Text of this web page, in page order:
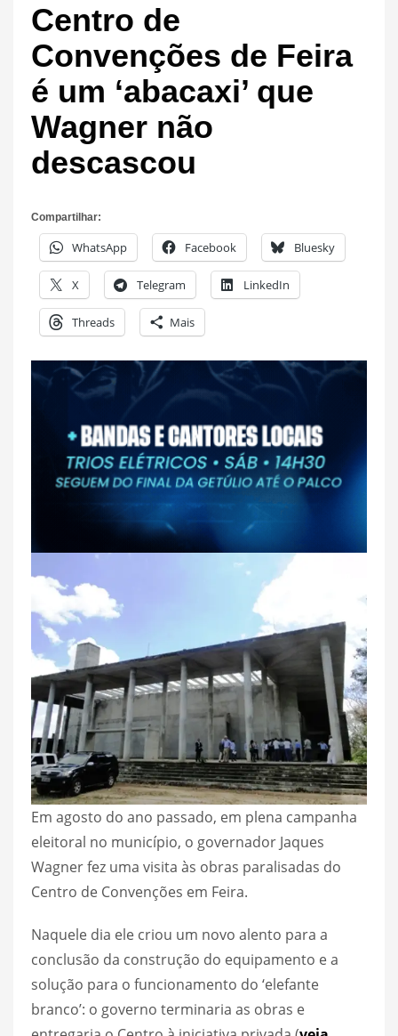
Centro de
Convenções de Feira
é um ‘abacaxi’ que
Wagner não
descascou
Compartilhar:
WhatsApp Facebook Bluesky
X Telegram LinkedIn
Threads Mais
Em agosto do ano passado, em plena campanha
eleitoral no município, o governador Jaques
Wagner fez uma visita às obras paralisadas do
Centro de Convenções em Feira.
Naquele dia ele criou um novo alento para a
conclusão da construção do equipamento e a
solução para o funcionamento do ‘elefante
branco’: o governo terminaria as obras e